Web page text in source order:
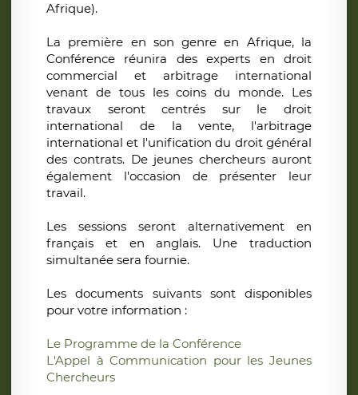
Afrique).
La première en son genre en Afrique, la
Conférence réunira des experts en droit
commercial et arbitrage international
venant de tous les coins du monde. Les
travaux seront centrés sur le droit
international de la vente, l'arbitrage
international et l'unification du droit général
des contrats. De jeunes chercheurs auront
également l'occasion de présenter leur
travail.
Les sessions seront alternativement en
français et en anglais. Une traduction
simultanée sera fournie.
Les documents suivants sont disponibles
pour votre information :
Le Programme de la Conférence
L'Appel à Communication pour les Jeunes
Chercheurs